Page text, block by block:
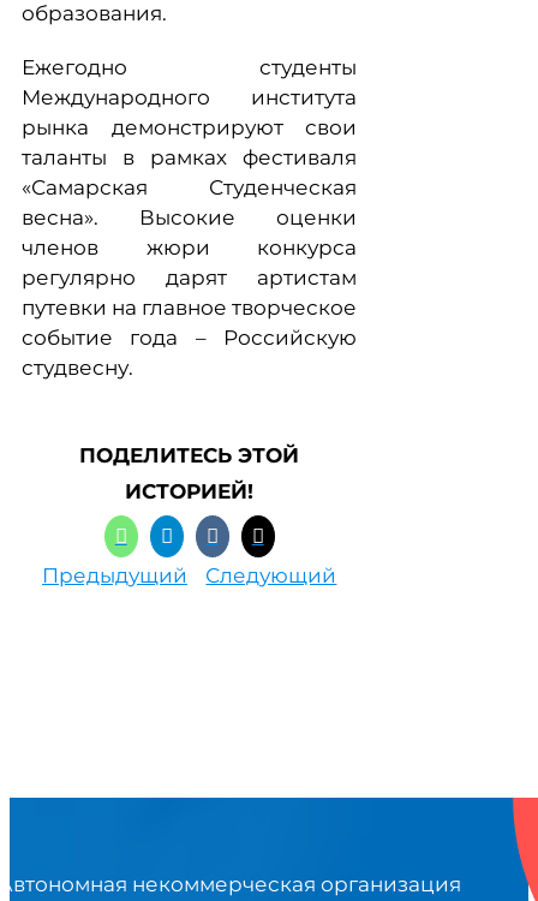
образования.
Ежегодно студенты
Международного института
рынка демонстрируют свои
таланты в рамках фестиваля
«Самарская Студенческая
весна». Высокие оценки
членов жюри конкурса
регулярно дарят артистам
путевки на главное творческое
событие года – Российскую
студвесну.
ПОДЕЛИТЕСЬ ЭТОЙ
ИСТОРИЕЙ!
Предыдущий Следующий
некоммерческая организация